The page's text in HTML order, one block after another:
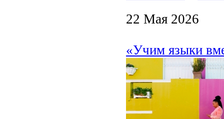
22 Мая 2026
«Учим языки